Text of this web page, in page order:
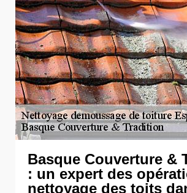
Basque Couverture &
: un expert des
nettoyage des toits